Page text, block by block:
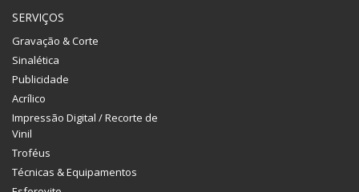
SERVIÇOS
Gravação & Corte
Sinalética
Publicidade
Acrílico
Impressão Digital / Recorte de
Vinil
Troféus
Técnicas & Equipamentos